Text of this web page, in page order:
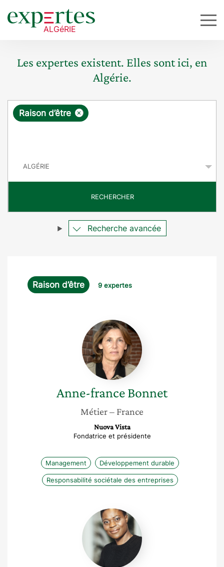
Les expertes existent. Elles sont ici, en
Algérie.
R
ê
e
×
Raison d’être
RECHERCHER
Recherche avancée
Raison d’être 9 expertes
Anne-
france
Bonnet
Anne-franceBonnet
Métier– France
Nuova Vista
Fondatrice et présidente
Management Développement durable
Responsabilité sociétale des entreprises
Nicole
Degbo